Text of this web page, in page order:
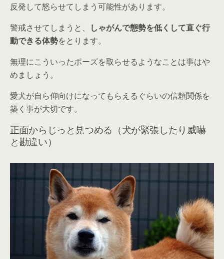
反発して怒らせてしまう可能性があります。
警戒させてしまうと、
しゃがんで態勢を低くして直ぐ行
動できる体勢をとります。
無理にこういったポーズを取らせるようなことは事はや
めましょう。
愛犬が自ら仰向けになってもらえるぐらいの信頼関係を
築く 事が大切です。
正面からじっと見つめる（犬が緊張したり威嚇
と勘違い）